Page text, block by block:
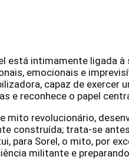
está intimamente ligada
emocionais e
capaz de
e reconhece o papel
mito revolucionário,
construída; trata-se
para Sorel, o mito, por
militante e